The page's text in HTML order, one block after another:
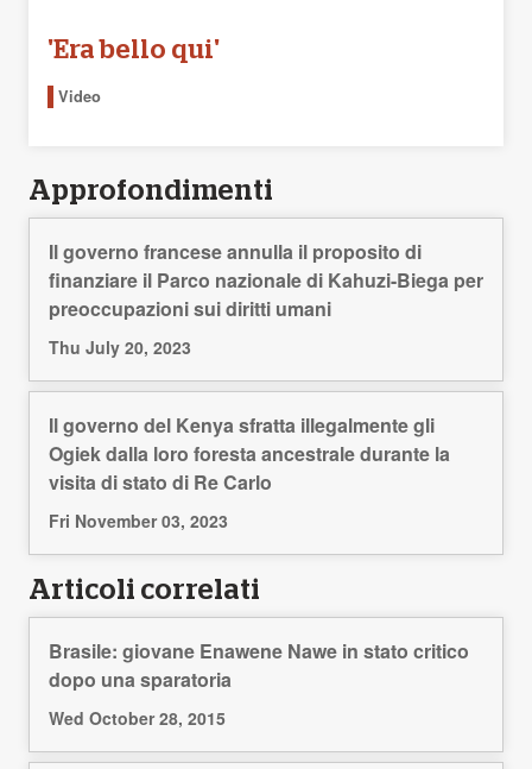
'Era bello qui'
Video
Approfondimenti
Il governo francese annulla il proposito di
finanziare il Parco nazionale di Kahuzi-Biega per
preoccupazioni sui diritti umani
Thu July 20, 2023
Il governo del Kenya sfratta illegalmente gli
Ogiek dalla loro foresta ancestrale durante la
visita di stato di Re Carlo
Fri November 03, 2023
Articoli correlati
Brasile: giovane Enawene Nawe in stato critico
dopo una sparatoria
Wed October 28, 2015